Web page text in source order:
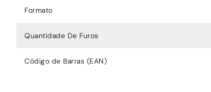
Formato
Quantidade De Furos
Código de Barras (EAN)